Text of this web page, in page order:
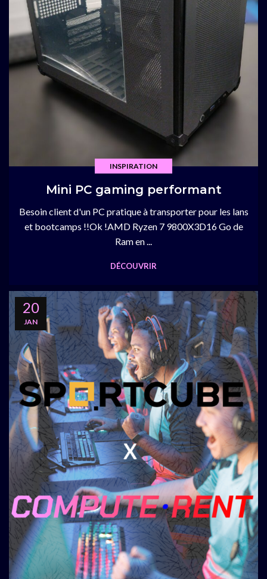
INSPIRATION
Mini PC gaming performant
Besoin client d'un PC pratique à transporter pour les lans
et bootcamps !!Ok !AMD Ryzen 7 9800X3D16 Go de
Ram en ...
DÉCOUVRIR
20
JAN